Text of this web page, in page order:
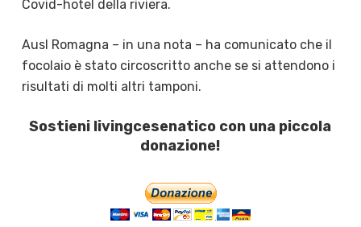
Covid-hotel della riviera.
Ausl Romagna – in una nota – ha comunicato che il
focolaio è stato circoscritto anche se si attendono i
risultati di molti altri tamponi.
Sostieni livingcesenatico con una piccola
donazione!